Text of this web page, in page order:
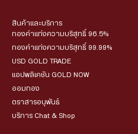
สินค้าและบริการ
ทองคำแท่งความบริสุทธิ์ 96.5%
ทองคำแท่งความบริสุทธิ์ 99.99%
USD GOLD TRADE
แอปพลิเคชัน GOLD NOW
ออมทอง
ตราสารอนุพันธ์
บริการ Chat & Shop